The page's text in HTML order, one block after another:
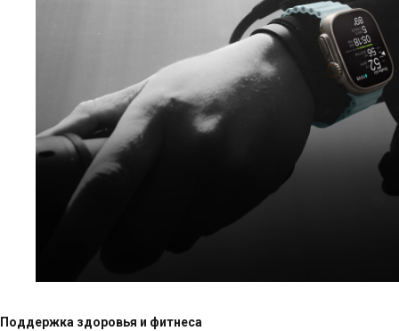
Поддержка здоровья и фитнеса